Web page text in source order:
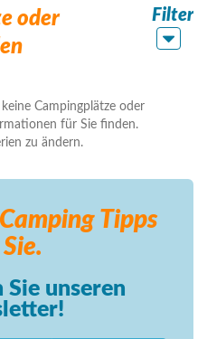
oder
Filter
Campingplätze oder
für Sie finden.
zu ändern.
Tipps
unseren